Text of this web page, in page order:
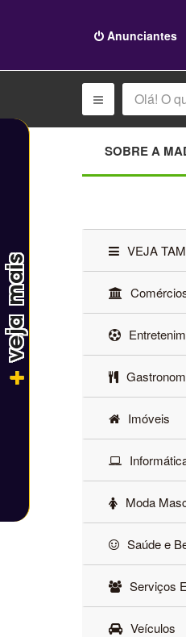
Anunciantes
SOBRE A
VEJA
Imóveis
Moda
Saúde e
Serviços
Veículos